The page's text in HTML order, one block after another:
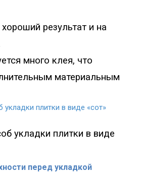
результат и на
много клея, что
материальным
укладки плитки в виде
перед укладкой